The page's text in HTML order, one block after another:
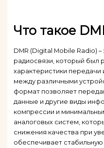
Что такое
DMR (Digital Mobile Radio)
радиосвязи, который был
характеристики
между различными
формат позволяет
данные и другие виды
компрессии и
аналоговых систем,
снижения качества при
обеспечивает стабильную